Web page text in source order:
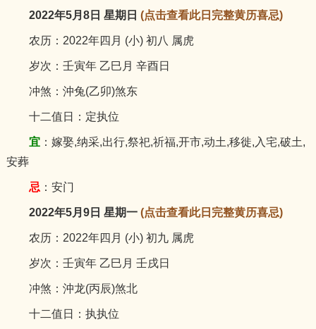
2022年5月8日 星期日 (点击查看此日完整黄历喜忌)
农历：2022年四月 (小) 初八 属虎
岁次：壬寅年 乙巳月 辛酉日
冲煞：沖兔(乙卯)煞东
十二值日：定执位
宜：嫁娶,纳采,出行,祭祀,祈福,开市,动土,移徙,入宅,破土,
安葬
忌 ：安门
2022年5月9日 星期一 (点击查看此日完整黄历喜忌)
农历：2022年四月 (小) 初九 属虎
岁次：壬寅年 乙巳月 壬戌日
冲煞：沖龙(丙辰)煞北
十二值日：执执位